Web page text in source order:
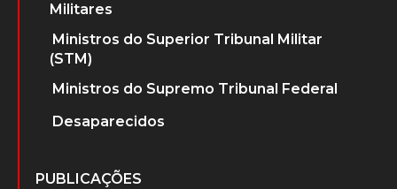
Militares
Ministros do Superior Tribunal Militar
(STM)
Ministros do Supremo Tribunal Federal
Desaparecidos
PUBLICAÇÕES